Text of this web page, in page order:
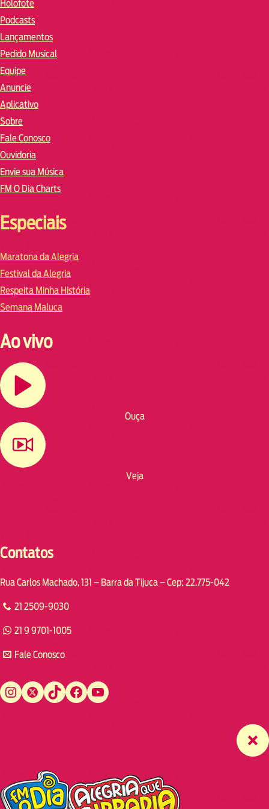
Holofote
Podcasts
Lançamentos
Pedido Musical
Equipe
Anuncie
Aplicativo
Sobre
Fale Conosco
Ouvidoria
Envie sua Música
FM O Dia Charts
Especiais
Maratona da Alegria
Festival da Alegria
Respeita Minha História
Semana Maluca
Ao vivo
Ouça
Veja
Contatos
Rua Carlos Machado, 131 – Barra da Tijuca – Cep: 22.775-042
21 2509-9030
21 9 9701-1005
Fale Conosco
Instagram Twitter TikTok Facebook YouTube